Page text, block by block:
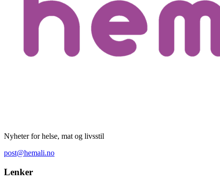
Nyheter for helse, mat og livsstil
post@hemali.no
Lenker